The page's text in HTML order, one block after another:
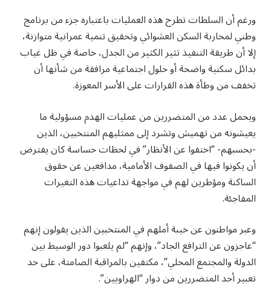
ورغم أن السلطات تطرح هذه العمليات باعتباره جزء من برنامج
وطني لمحاربة السكن العشوائي وتحقيق تنمية عمرانية متوازنة،
إلا أن طريقة التنفيذ تثير الكثير من الجدل، خاصة في ظل غياب
بدائل سكنية واضحة أو حلول اجتماعية مرافقة من شأنها أن
تخفف من وطأة هذه القرارات على الأسر المعوزة.
ويحمل عدد من المتضررين من عمليات الهدم مسؤولية ما
يعيشونه من تهميش وتشرد إلى ممثليهم المنتخبين، الذين
-بحسبهم- “اختفوا عن الأنظار” في لحظات حساسة كان يفترض
أن يكونوا فيها في الصفوف الأمامية، مدافعين عن حقوق
الساكنة ومؤطرين لهم في مواجهة تداعيات هذه التغيرات
المفاجئة.
وعبر مواطنون عن خيبة أملهم في المنتخبين الذين يقولون إنهم
“عاجزون عن الترافع الجاد”، وإنهم “لم يلعبوا دور الوسيط بين
الدولة والمجتمع المحلي”، مكتفين بالمراقبة الصامتة، على حد
تعبير أحد المتضررين من دوار “الهراويين”.